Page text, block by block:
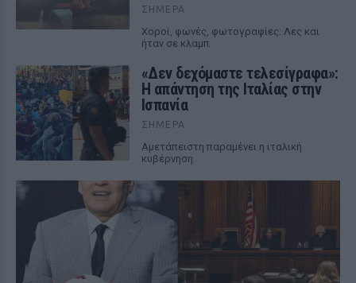
ΣΉΜΕΡΑ
Χοροί, φωνές, φωτογραφίες: Λες και
ήταν σε κλαμπ
«Δεν δεχόμαστε τελεσίγραφα»:
Η απάντηση της Ιταλίας στην
Ισπανία
ΣΉΜΕΡΑ
Αμετάπειστη παραμένει η ιταλική
κυβέρνηση